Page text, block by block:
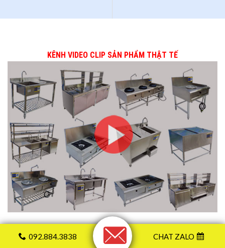
092.884.3838 CHAT ZALO
KÊNH VIDEO CLIP SẢN PHẨM THẬT TẾ